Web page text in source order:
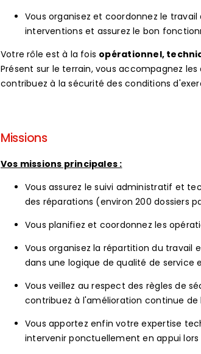
Vous organisez et coordonnez le
interventions et assurez le bon
Votre rôle est à la fois opérationnel,
Présent sur le terrain, vous accompagnez
contribuez à la sécurité des conditions
Missions
Vos missions principales :
Vous assurez le suivi administratif et
des réparations (environ 200 dossiers
Vous planifiez et coordonnez les
Vous organisez la répartition du travail
dans une logique de qualité de service
Vous veillez au respect des règles de
contribuez à l'amélioration continue de
Vous apportez enfin votre expertise
intervenir ponctuellement en appui